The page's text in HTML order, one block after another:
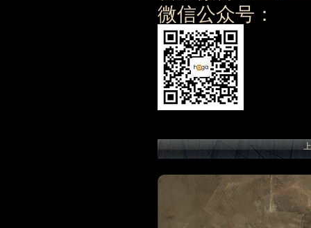
微信公众号：